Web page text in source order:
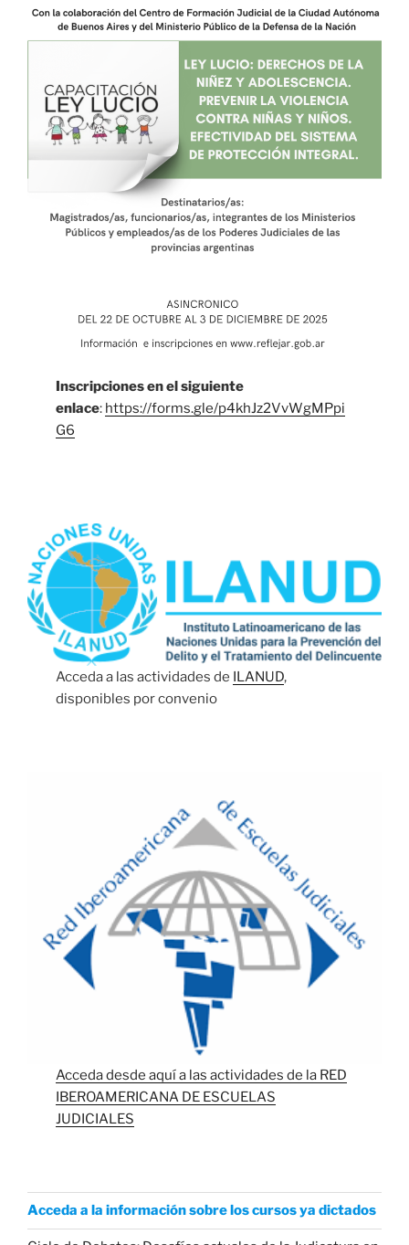
Inscripciones en el siguiente
enlace: https://forms.gle/p4khJz2VvWgMPpi
G6
Acceda a las actividades de ILANUD,
disponibles por convenio
Acceda desde aquí a las actividades de la RED
IBEROAMERICANA DE ESCUELAS
JUDICIALES
Acceda a la información sobre los cursos ya dictados